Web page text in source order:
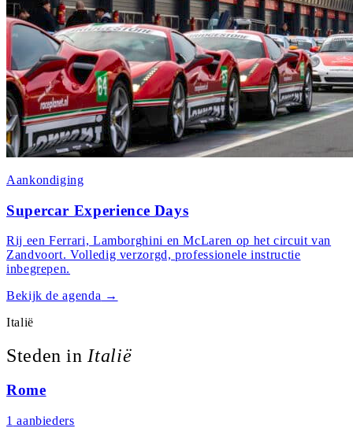
Aankondiging
Supercar Experience Days
Rij een Ferrari, Lamborghini en McLaren op het circuit van
Zandvoort. Volledig verzorgd, professionele instructie
inbegrepen.
Bekijk de agenda →
Italië
Steden in Italië
Rome
1 aanbieders